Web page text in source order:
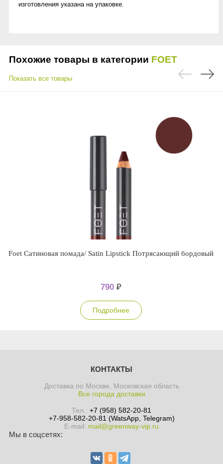
изготовления указана на упаковке.
Похожие товары в категории FOET
Показать все товары
Foet Сатиновая помада/ Satin Lipstick Потрясающий бордовый
790 ₽
Подробнее
КОНТАКТЫ
Доставка по Москве, Московская область
Все города доставки
Тел.: +7 (958) 582-20-81
+7-958-582-20-81 (WatsApp, Telegram)
E-mail: mail@greenway-vip.ru
Мы в соцсетях: